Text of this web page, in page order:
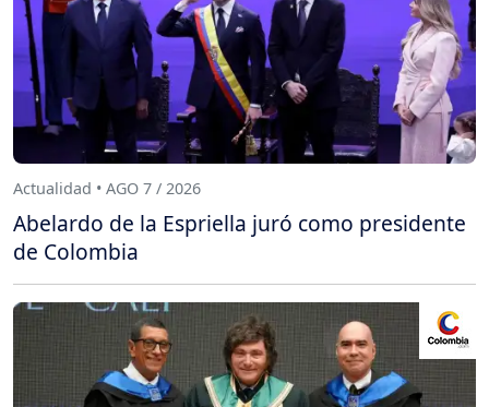
Actualidad • AGO 7 / 2026
Abelardo de la Espriella juró como presidente
de Colombia